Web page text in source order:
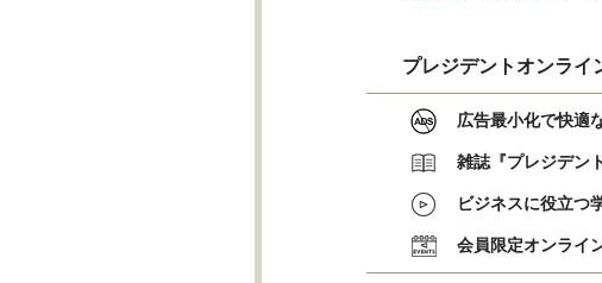
プレジデントオンライ
広告最小化で快適
雑誌『プレジデン
ビジネスに役立つ
会員限定オンライ